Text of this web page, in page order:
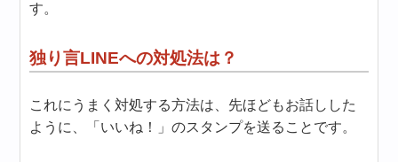
す。
独り言LINEへの対処法は？
これにうまく対処する方法は、先ほどもお話しした
ように、「いいね！」のスタンプを送ることです。